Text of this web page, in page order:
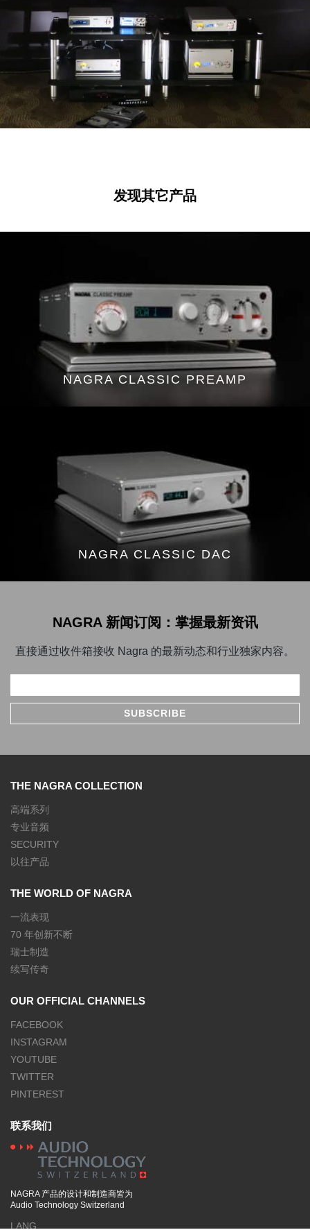
发现其它产品
NAGRA CLASSIC PREAMP
NAGRA CLASSIC DAC
NAGRA 新闻订阅：掌握最新资讯
直接通过收件箱接收 Nagra 的最新动态和行业独家内容。
THE NAGRA COLLECTION
高端系列
专业音频
SECURITY
以往产品
THE WORLD OF NAGRA
一流表现
70 年创新不断
瑞士制造
续写传奇
OUR OFFICIAL CHANNELS
FACEBOOK
INSTAGRAM
YOUTUBE
TWITTER
PINTEREST
联系我们
NAGRA 产品的设计和制造商皆为
Audio Technology Switzerland
LANG